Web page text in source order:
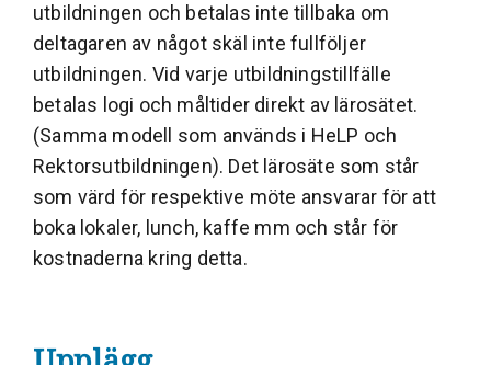
utbildningen och betalas inte tillbaka om
deltagaren av något skäl inte fullföljer
utbildningen. Vid varje utbildningstillfälle
betalas logi och måltider direkt av lärosätet.
(Samma modell som används i HeLP och
Rektorsutbildningen). Det lärosäte som står
som värd för respektive möte ansvarar för att
boka lokaler, lunch, kaffe mm och står för
kostnaderna kring detta.